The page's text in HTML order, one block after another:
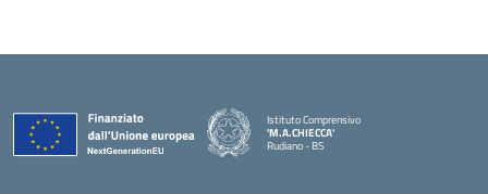
Istituto Comprensivo
'M.A.CHIECCA'
Rudiano - BS